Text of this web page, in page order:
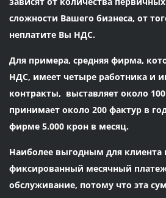
сложности Вашего бизнеса, от
неплатите Вы НДС.
Для примера, средняя фирма,
НДС, имеет четыре работника и
контракты, выставляет около
принимает около 200 фактур в
фирме 5.000 крон в месяц.
Наиболее выгодным для клиента
фиксированный месячный
обслуживание, потому что эта